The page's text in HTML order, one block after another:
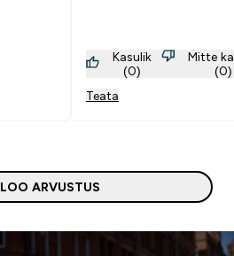
Kasulik
(0)
Mitte
(0)
Teata
LOO ARVUSTUS